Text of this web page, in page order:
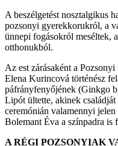
A beszélgetést nosztalgikus
pozsonyi gyerekkorukról, a
ünnepi fogásokról meséltek,
otthonukból.
Az est zárásaként a
Elena Kurincová történész
páfrányfenyőjének (Ginkgo
Lipót ültette, akinek
ceremónián valamennyi
Bolemant Éva a színpadra is
A RÉGI POZSONYIAK